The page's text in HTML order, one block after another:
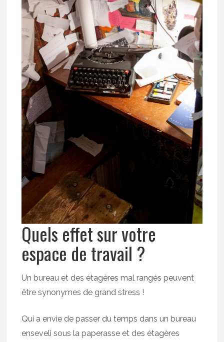
Quels effet sur votre
espace de travail ?
Un bureau et des étagères mal rangés peuvent
être synonymes de grand stress !
Qui a envie de passer du temps dans un bureau
enseveli sous la paperasse et des étagères